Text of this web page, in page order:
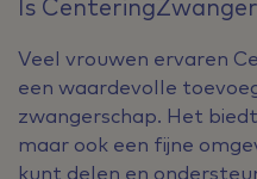
Is
Veel vrouwen ervaren
een waardevolle
zwangerschap. Het
maar ook een fijne
kunt delen en